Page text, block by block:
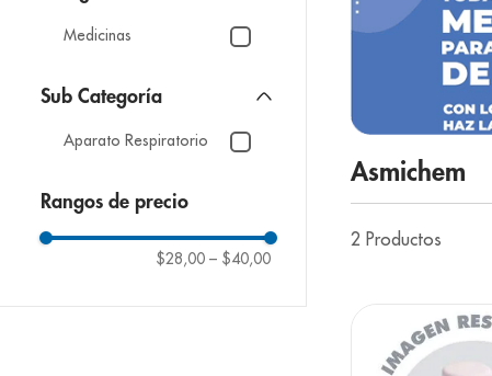
Medicinas
Aparato Respiratorio
Rangos de precio
$28,00 – $40,00
Asmichem
2 Productos
3 eucerin
cerave
nivea
7. bioderma